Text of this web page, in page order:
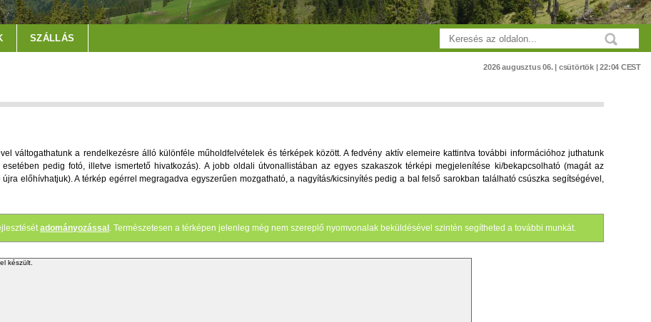
SZÁLLÁS
2026 augusztus 06. | csütörtök | 22:04 CEST
váltogathatunk a rendelkezésre álló különféle műholdfelvételek és térképek között. A fedvény aktív elemeire kattintva további információhoz juthatunk
pedig fotó, illetve ismertető hivatkozás). A jobb oldali útvonallistában az egyes szakaszok térképi megjelenítése ki/bekapcsolható (magát az
előhívhatjuk). A térkép egérrel megragadva egyszerűen mozgatható, a nagyítás/kicsinyítés pedig a bal felső sarokban található csúszka segítségével,
adományozással. Természetesen a térképen jelenleg még nem szereplő nyomvonalak beküldésével szintén segítheted a további munkát.
készült.